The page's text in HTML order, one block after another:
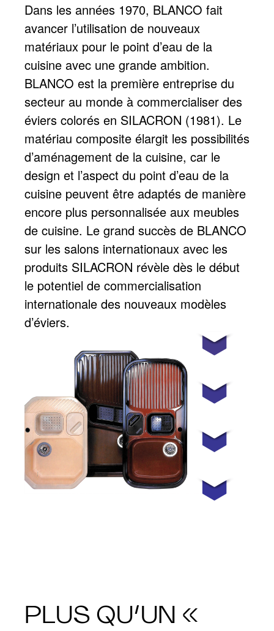
Dans les années 1970, BLANCO fait
avancer l’utilisation de nouveaux
matériaux pour le point d’eau de la
cuisine avec une grande ambition.
BLANCO est la première entreprise du
secteur au monde à commercialiser des
éviers colorés en SILACRON (1981). Le
matériau composite élargit les possibilités
d’aménagement de la cuisine, car le
design et l’aspect du point d’eau de la
cuisine peuvent être adaptés de manière
encore plus personnalisée aux meubles
de cuisine. Le grand succès de BLANCO
sur les salons internationaux avec les
produits SILACRON révèle dès le début
le potentiel de commercialisation
internationale des nouveaux modèles
d’éviers.
PLUS QU’UN «